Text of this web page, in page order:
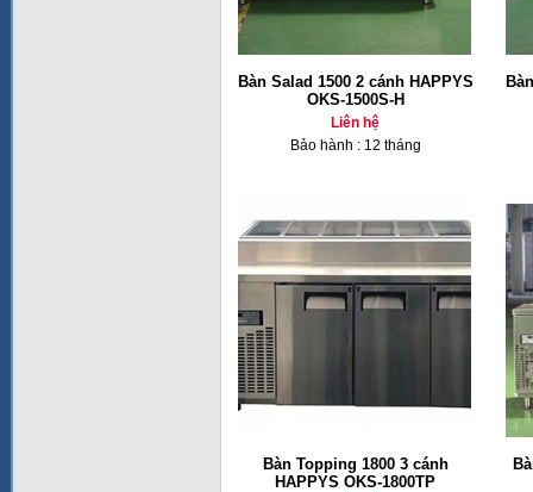
Bàn Salad 1500 2 cánh HAPPYS
OKS-1500S-H
Liên hệ
Bảo hành : 12 tháng
Bàn Topping 1800 3 cánh
HAPPYS OKS-1800TP